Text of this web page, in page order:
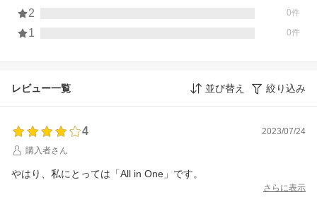
2 0件
1 0件
レビュー一覧 並び替え 絞り込み
4
2023/07/24
購入者さん
やはり、私にとっては「All in One」です。
さらに表示